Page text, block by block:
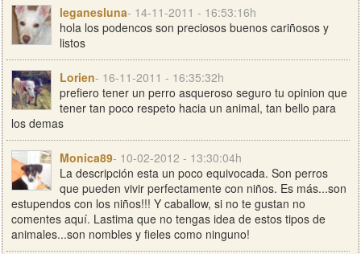
leganesluna- 14-11-2011 - 16:53:16h
hola los podencos son preciosos buenos cariñosos y
listos
Lorien- 16-11-2011 - 16:35:32h
prefiero tener un perro asqueroso seguro tu opinion que
tener tan poco respeto hacia un animal, tan bello para
los demas
Monica89- 10-02-2012 - 13:30:04h
La descripción esta un poco equivocada. Son perros
que pueden vivir perfectamente con niños. Es más...son
estupendos con los niños!!! Y caballow, si no te gustan no
comentes aquí. Lastima que no tengas idea de estos tipos de
animales...son nombles y fieles como ninguno!